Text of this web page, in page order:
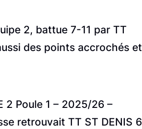
2, battue 7-11 par TT
des points accrochés et
2 Poule 1 – 2025/26 –
retrouvait TT ST DENIS 6